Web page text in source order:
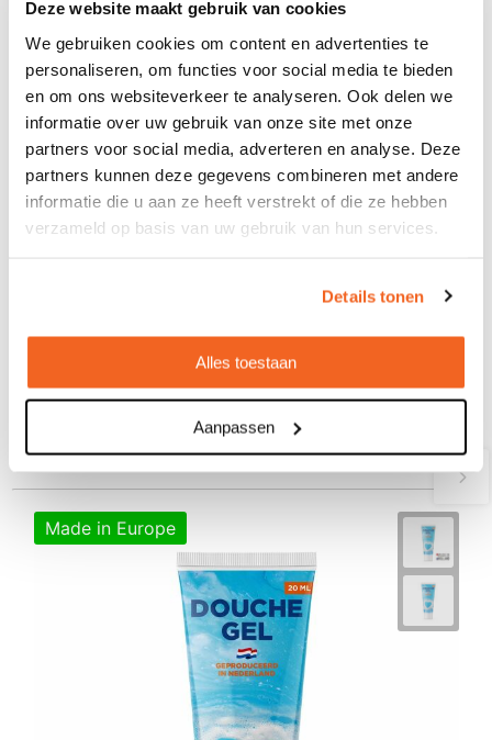
Deze website maakt gebruik van cookies
We gebruiken cookies om content en advertenties te
personaliseren, om functies voor social media te bieden
en om ons websiteverkeer te analyseren. Ook delen we
informatie over uw gebruik van onze site met onze
partners voor social media, adverteren en analyse. Deze
partners kunnen deze gegevens combineren met andere
informatie die u aan ze heeft verstrekt of die ze hebben
verzameld op basis van uw gebruik van hun services.
Details tonen
Alles toestaan
Aanpassen
Bedrukt geleverd in: 10 werkdag(en)
Made in Europe